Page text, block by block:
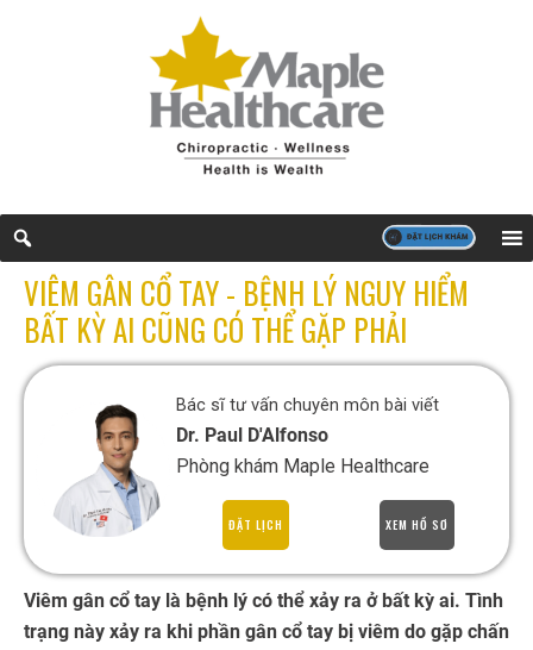
VIÊM GÂN CỔ TAY - BỆNH LÝ NGUY HIỂM
BẤT KỲ AI CŨNG CÓ THỂ GẶP PHẢI
Bác sĩ tư vấn chuyên môn bài viết
Dr. Paul D'Alfonso
Phòng khám Maple Healthcare
ĐẶT LỊCH XEM HỒ SƠ
Viêm gân cổ tay là bệnh lý có thể xảy ra ở bất kỳ ai. Tình
trạng này xảy ra khi phần gân cổ tay bị viêm do gặp chấn